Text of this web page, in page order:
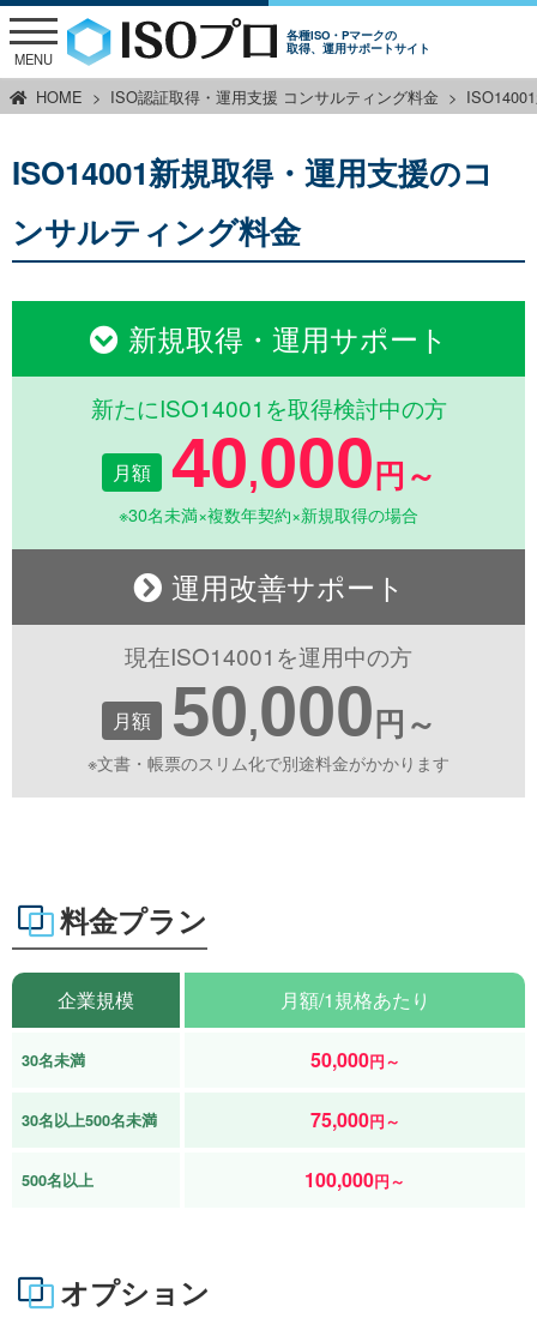
各種ISO・Pマークの
取得、運用サポートサイト
MENU
HOME ISO認証取得・運用支援 コンサルティング料金
ISO14001新規取得・運用支援のコ
ンサルティング料金
新規取得・運用サポート
新たにISO14001を取得検討中の方
月額 40,000 円～
※30名未満×複数年契約×新規取得の場合
運用改善サポート
現在ISO14001を運用中の方
月額 50,000 円～
※文書・帳票のスリム化で別途料金がかかります
料金プラン
企業規模 月額/1規格あたり
30名未満 50,000円～
30名以上500名未満 75,000円～
500名以上 100,000円～
オプション